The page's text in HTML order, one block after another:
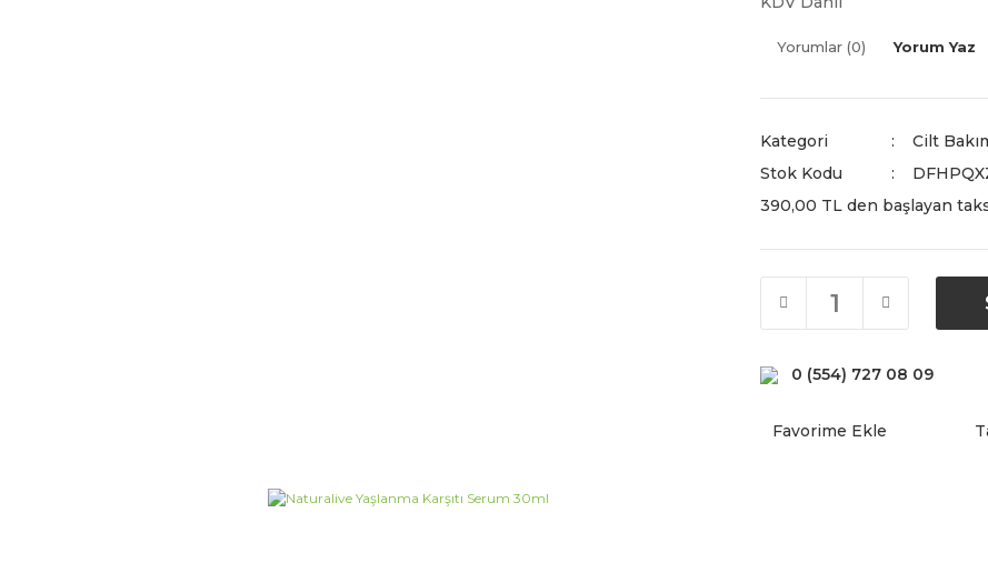
Yorumlar (0) Yorum Yaz
Kategori
Cilt
Stok Kodu
390,00 TL den başlayan
0 (554) 727 08 09